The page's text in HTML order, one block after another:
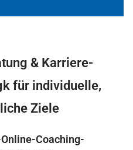
& Karriere-
für individuelle,
Ziele
Coaching-